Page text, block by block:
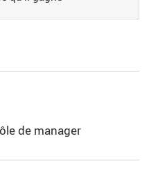
de manager